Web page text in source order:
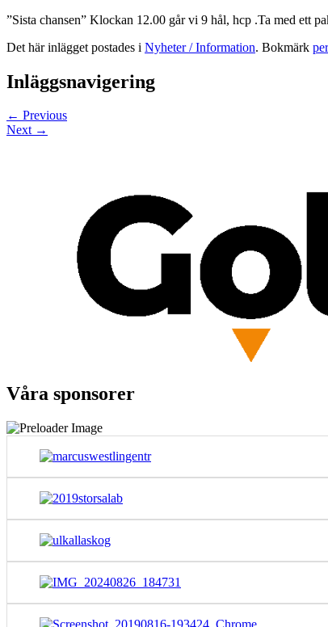
”Sista chansen” Klockan 12.00 går vi 9 hål, hcp .Ta med ett
Det här inlägget postades i Nyheter / Information. Bokmärk
Inläggsnavigering
← Previous
Next →
Våra sponsorer